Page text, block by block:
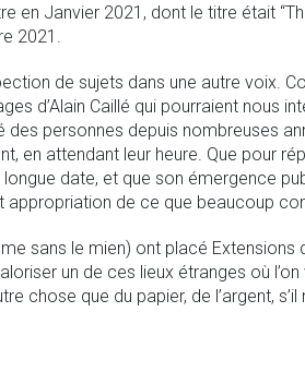
Janvier 2021, dont le titre était
2021.
de sujets dans une autre voix.
d’Alain Caillé qui pourraient nous
personnes depuis nombreuses
en attendant leur heure. Que pour
date, et que son émergence
de ce que beaucoup
sans le mien) ont placé Extensions
un de ces lieux étranges où
chose que du papier, de l’argent, s’il